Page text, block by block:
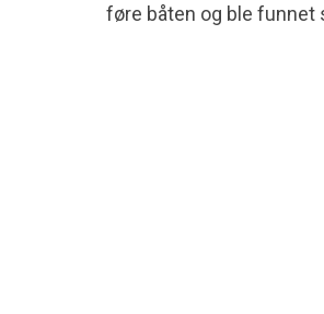
føre båten og ble funnet